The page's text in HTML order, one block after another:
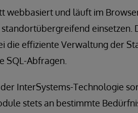
webbasiert und läuft im
einsetzen.
die effiziente Verwaltung der
SQL-Abfragen.
InterSystems-Technologie
stets an bestimmte